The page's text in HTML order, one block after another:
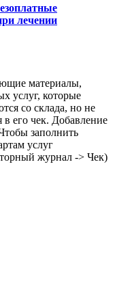
лечении
материалы,
услуг, которые
со склада, но не
его чек. Добавление
заполнить
услуг
журнал -> Чек)